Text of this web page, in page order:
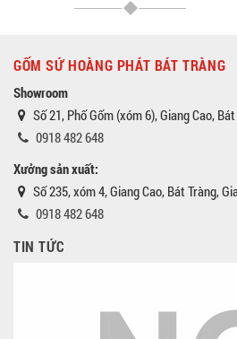
GỐM SỨ HOÀNG PHÁT BÁT TRÀNG
Showroom
Số 21, Phố Gốm (xóm 6), Giang Cao,
0918 482 648
Xưởng sản xuất:
Số 235, xóm 4, Giang Cao, Bát Tràng,
0918 482 648
TIN TỨC